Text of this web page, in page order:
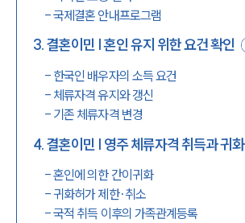
-국제결혼 안내프로그램
3.결혼이민 | 혼인 유지 위한 요건 확인
- 한국인 배우자의 소득 요건
- 체류자격 유지와 갱신
- 기존 체류자격 변경
4.결혼이민 | 영주 체류자격 취득과 귀화
-혼인에 의한 간이귀화
- 귀화허가 제한·취소
-국적 취득 이후의 가족관계등록